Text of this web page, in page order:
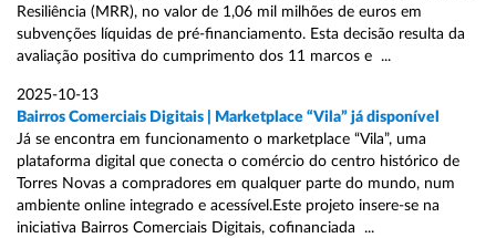
Resiliência (MRR), no valor de 1,06 mil milhões de euros em
subvenções líquidas de pré-financiamento. Esta decisão resulta da
avaliação positiva do cumprimento dos 11 marcos e ...
2025-10-13
Bairros Comerciais Digitais | Marketplace “Vila” já disponível
Já se encontra em funcionamento o marketplace “Vila”, uma
plataforma digital que conecta o comércio do centro histórico de
Torres Novas a compradores em qualquer parte do mundo, num
ambiente online integrado e acessível.Este projeto insere-se na
iniciativa Bairros Comerciais Digitais, cofinanciada ...